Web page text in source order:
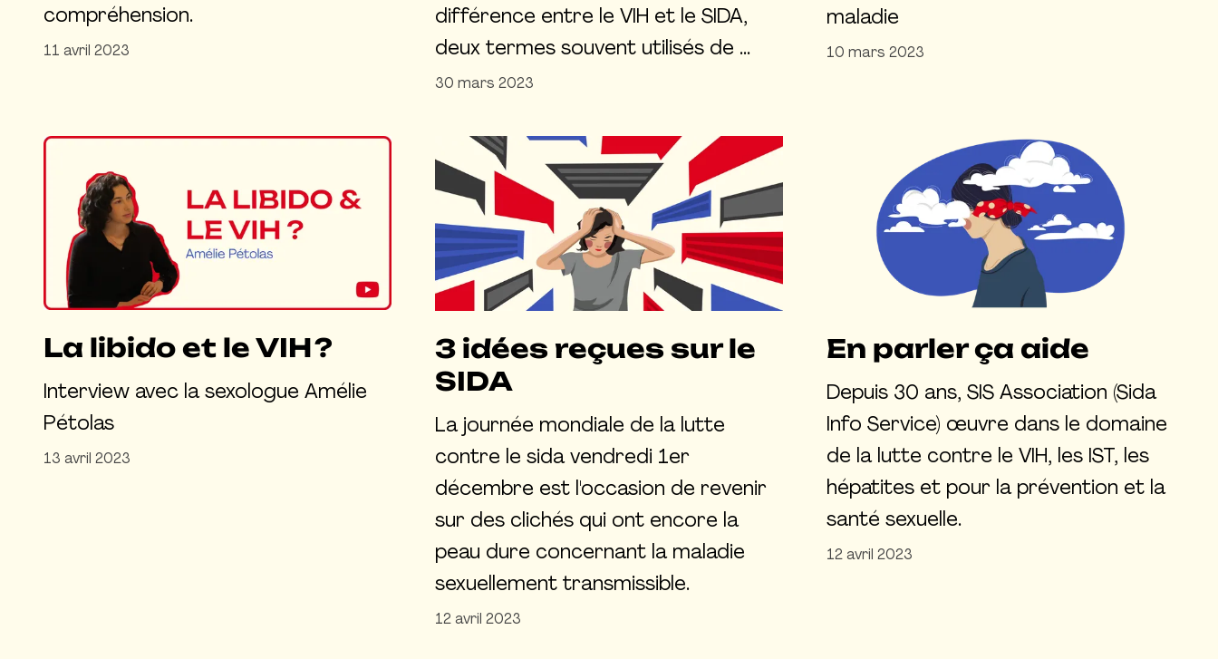
compréhension.
11 avril 2023
différence entre le VIH et le SIDA,
deux termes souvent utilisés de …
30 mars 2023
maladie
10 mars 2023
La libido et le VIH ?
Interview avec la sexologue Amélie
Pétolas
13 avril 2023
3 idées reçues sur le
SIDA
La journée mondiale de la lutte
contre le sida vendredi 1er
décembre est l'occasion de revenir
sur des clichés qui ont encore la
peau dure concernant la maladie
sexuellement transmissible.
12 avril 2023
En parler ça aide
Depuis 30 ans, SIS Association (Sida
Info Service) œuvre dans le domaine
de la lutte contre le VIH, les IST, les
hépatites et pour la prévention et la
santé sexuelle.
12 avril 2023